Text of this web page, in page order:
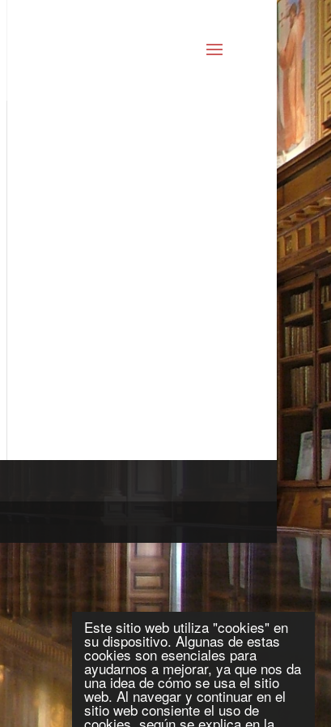
Este sitio web utiliza "cookies" en
su dispositivo. Algunas de estas
cookies son esenciales para
ayudarnos a mejorar, ya que nos da
una idea de cómo se usa el sitio
web. Al navegar y continuar en el
sitio web consiente el uso de